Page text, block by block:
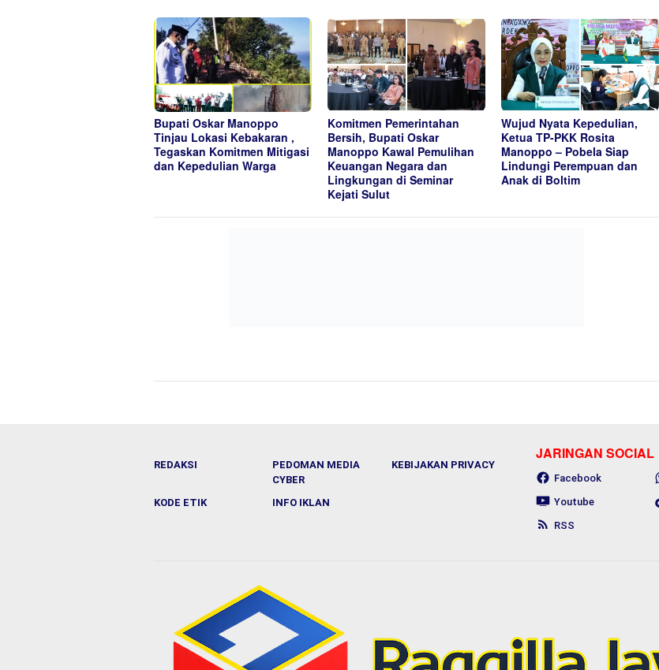
Bupati Oskar Manoppo
Tinjau Lokasi Kebakaran ,
Tegaskan Komitmen Mitigasi
dan Kepedulian Warga
Komitmen Pemerintahan
Bersih, Bupati Oskar
Manoppo Kawal Pemulihan
Keuangan Negara dan
Lingkungan di Seminar
Kejati Sulut
Wujud Nyata Kepedulian,
Ketua TP-PKK Rosita
Manoppo – Pobela Siap
Lindungi Perempuan dan
Anak di Boltim
REDAKSI
PEDOMAN MEDIA
CYBER
KEBIJAKAN PRIVACY
KODE ETIK INFO IKLAN
JARINGAN SOCIAL
Facebook
Youtube
RSS